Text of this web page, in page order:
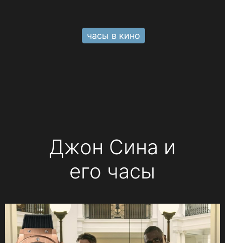
часы в кино
Джон Сина и
его часы